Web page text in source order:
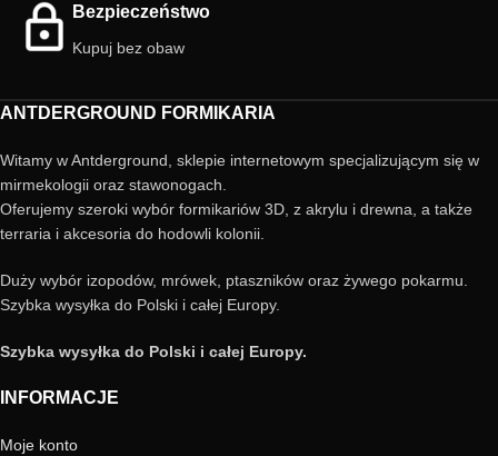
Bezpieczeństwo
Kupuj bez obaw
ANTDERGROUND FORMIKARIA
Witamy w Antderground, sklepie internetowym specjalizującym się w
mirmekologii oraz stawonogach.
Oferujemy szeroki wybór formikariów 3D, z akrylu i drewna, a także
terraria i akcesoria do hodowli kolonii.
Duży wybór izopodów, mrówek, ptaszników oraz żywego pokarmu.
Szybka wysyłka do Polski i całej Europy.
Szybka wysyłka do Polski i całej Europy.
INFORMACJE
Moje konto